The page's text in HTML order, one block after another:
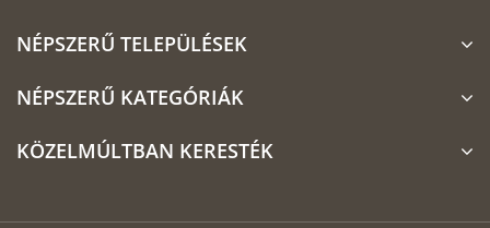
NÉPSZERŰ TELEPÜLÉSEK
NÉPSZERŰ KATEGÓRIÁK
KÖZELMÚLTBAN KERESTÉK